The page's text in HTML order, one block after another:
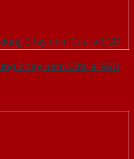
2 tay nam Cửa-a-SGD